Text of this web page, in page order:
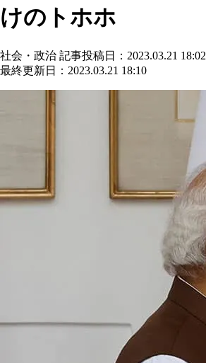
けのトホホ
社会・政治 記事投稿日：2023.03.21 18:02
最終更新日：2023.03.21 18:10